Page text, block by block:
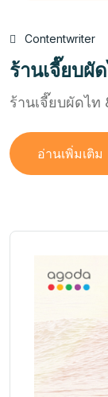
Contentwriter
ร้านเจี๊ยบผั
ร้านเจี๊ยบผัดไท
อ่านเพิ่มเติม